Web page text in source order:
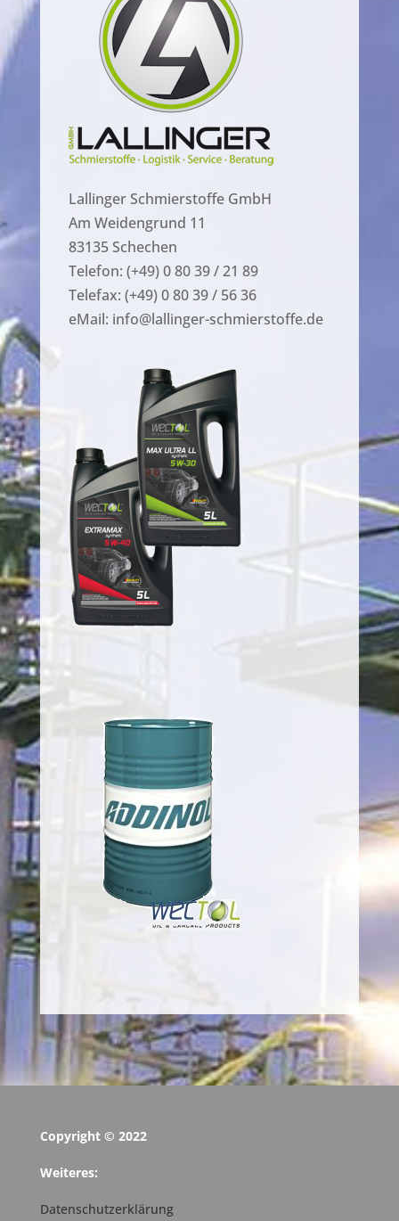
Lallinger Schmierstoffe GmbH
Am Weidengrund 11
83135 Schechen
Telefon: (+49) 0 80 39 / 21 89
Telefax: (+49) 0 80 39 / 56 36
eMail: info@lallinger-schmierstoffe.de
Copyright © 2022
Weiteres:
Datenschutzerklärung